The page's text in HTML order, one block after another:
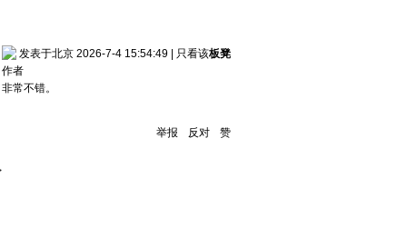
板凳
发表于北京 2026-7-4 15:54:49
只看该
作者
非常不错。
举报 反对 赞